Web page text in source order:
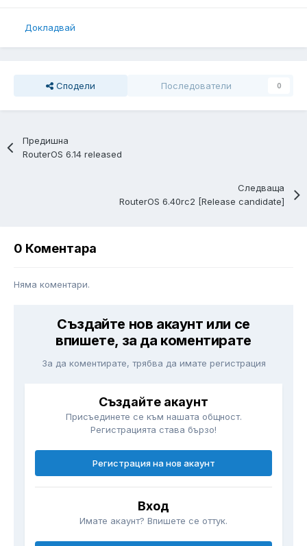
Докладвай
Сподели Последователи 0
Предишна
RouterOS 6.14 released
Следваща
RouterOS 6.40rc2 [Release candidate]
0 Коментара
Няма коментари.
Създайте нов акаунт или се
впишете, за да коментирате
За да коментирате, трябва да имате регистрация
Създайте акаунт
Присъединете се към нашата общност.
Регистрацията става бързо!
Регистрация на нов акаунт
Вход
Имате акаунт? Впишете се оттук.